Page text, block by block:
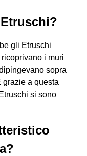
gli Etruschi
i muri
sopra
grazie a questa
si sono